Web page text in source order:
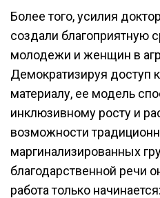
Более того, усилия
создали благоприятную
молодежи и женщин в
Демократизируя доступ
материалу, ее модель
инклюзивному росту и
возможности
маргинализированных
благодарственной речи
работа только